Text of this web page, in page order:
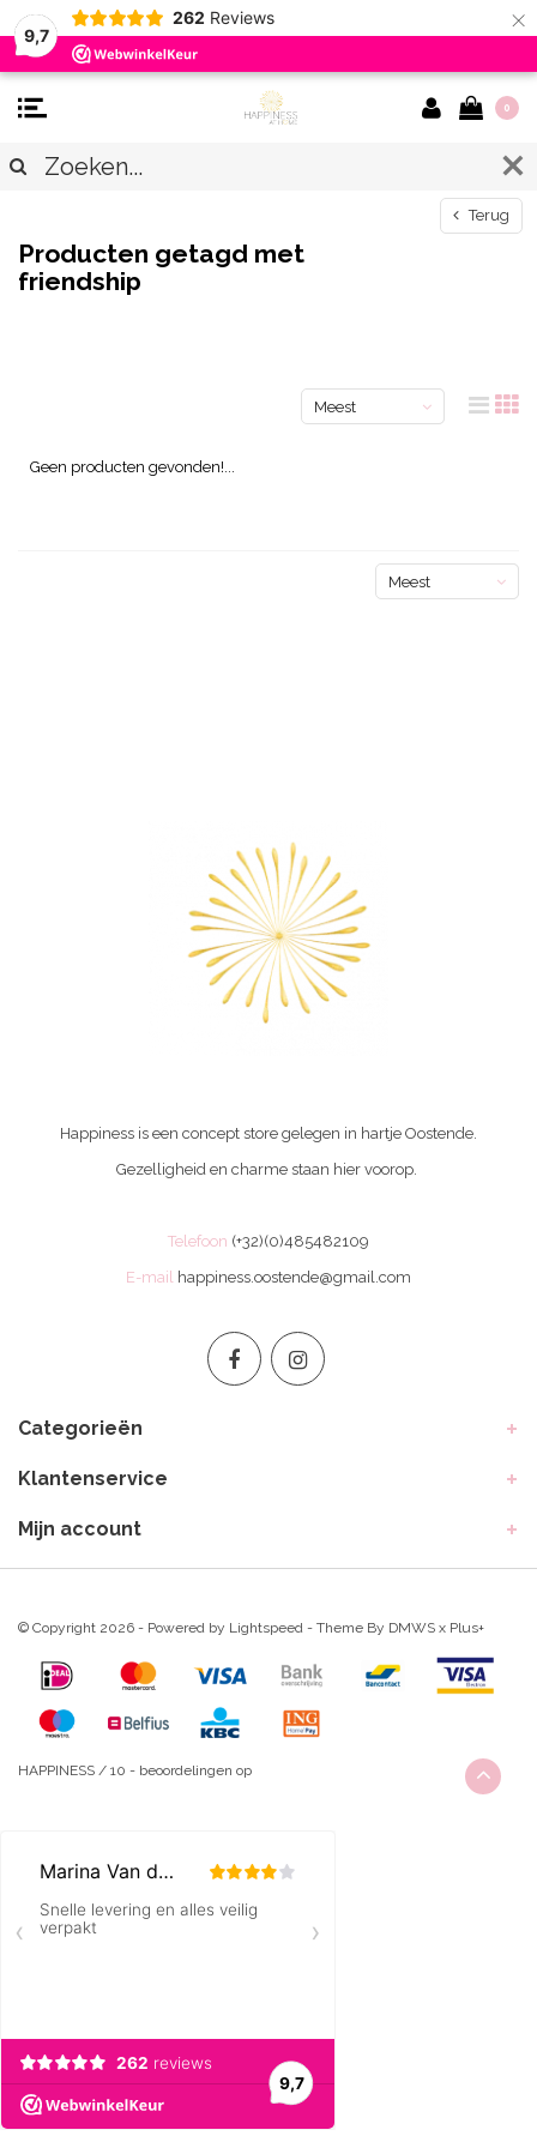
9,7
262 Reviews ×
0
Terug
Producten getagd met
friendship
Meest
Geen producten gevonden!...
Meest
Happiness is een concept store gelegen in hartje Oostende.
Gezelligheid en charme staan hier voorop.
Telefoon (+32)(0)485482109
E-mail happiness.oostende@gmail.com
Categorieën
Klantenservice
Mijn account
© Copyright 2026 - Powered by Lightspeed - Theme By DMWS x Plus+
HAPPINESS / 10 - beoordelingen op